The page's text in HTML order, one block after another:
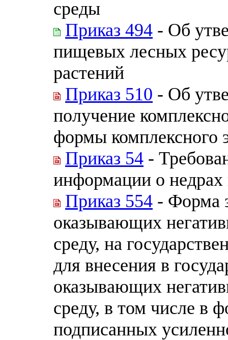
среды
Приказ 494 - Об
пищевых лесных
растений
Приказ 510 - Об
получение
формы комплексного
Приказ 54 -
информации о
Приказ 554 - Форма
оказывающих
среду, на
для внесения в
оказывающих
среду, в том числе в
подписанных